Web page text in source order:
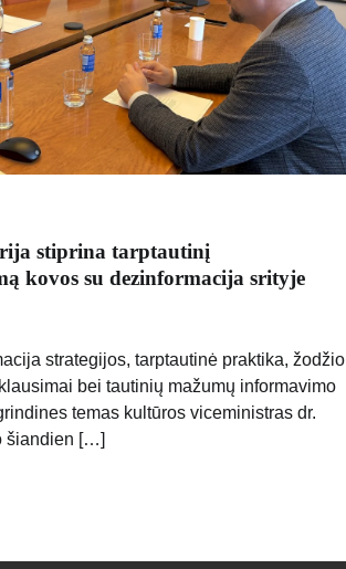
stiprina tarptautinį
kovos su dezinformacija srityje
strategijos, tarptautinė praktika, žodžio
bei tautinių mažumų informavimo
temas kultūros viceministras dr.
šiandien […]